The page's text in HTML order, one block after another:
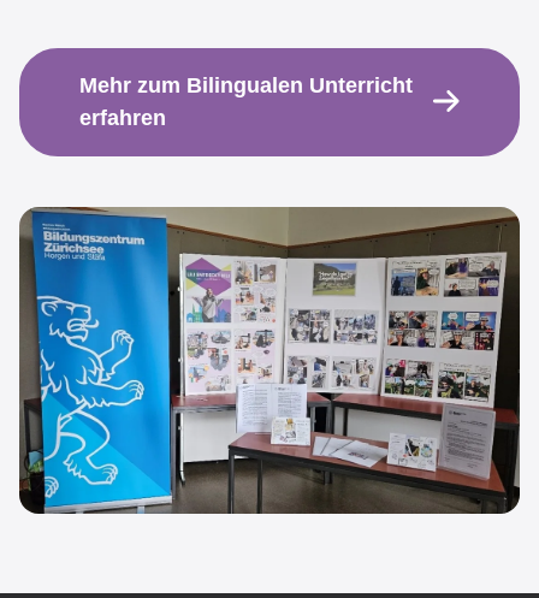
Mehr zum Bilingualen Unterricht
erfahren